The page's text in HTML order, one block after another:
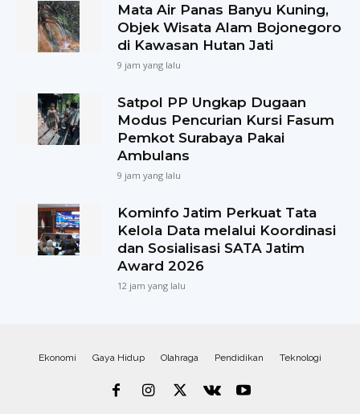
Mata Air Panas Banyu Kuning,
Objek Wisata Alam Bojonegoro
di Kawasan Hutan Jati
9 jam yang lalu
Satpol PP Ungkap Dugaan
Modus Pencurian Kursi Fasum
Pemkot Surabaya Pakai
Ambulans
9 jam yang lalu
Kominfo Jatim Perkuat Tata
Kelola Data melalui Koordinasi
dan Sosialisasi SATA Jatim
Award 2026
12 jam yang lalu
Ekonomi Gaya Hidup Olahraga Pendidikan Teknologi